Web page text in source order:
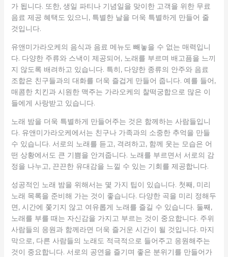
가 됩니다. 또한, 생일 파티나 기념일을 맞이한 고객을 위한 무료
음료 제공 혜택도 있으니, 특별한 날을 더욱 특별하게 만들어 줄
것입니다.
유앤미가라오케의 음식과 음료 메뉴도 빼놓을 수 없는 매력입니
다. 다양한 주류와 스낵이 제공되어, 노래를 부르며 배고픔을 느끼
지 않도록 배려하고 있습니다. 특히, 다양한 종류의 안주와 음료
조합은 친구들과의 대화를 더욱 즐겁게 만들어 줍니다. 예를 들어,
매콤한 치킨과 시원한 맥주는 가라오케의 찰떡궁합으로 많은 이
들에게 사랑받고 있습니다.
노래 밤을 더욱 특별하게 만들어주는 것은 함께하는 사람들입니
다. 유앤미가라오케에서는 친구나 가족과의 소중한 추억을 만들
수 있습니다. 서로의 노래를 듣고, 격려하고, 함께 웃는 모습은 어
떤 상황에서도 큰 기쁨을 안겨줍니다. 노래를 부르면서 서로의 감
정을 나누고, 끈끈한 유대감을 느낄 수 있는 기회를 제공합니다.
성공적인 노래 밤을 위해서는 몇 가지 팁이 있습니다. 첫째, 미리
노래 목록을 준비해 가는 것이 좋습니다. 다양한 곡을 미리 정해두
면, 시간에 쫓기지 않고 여유롭게 노래를 즐길 수 있습니다. 둘째,
노래를 부를 때는 자신감을 가지고 부르는 것이 중요합니다. 주위
사람들의 응원과 함께라면 더욱 즐거운 시간이 될 것입니다. 마지
막으로, 다른 사람들의 노래도 적극적으로 들어주고 응원해주는
것이 중요합니다. 서로의 공연을 즐기며 좋은 분위기를 만들어가